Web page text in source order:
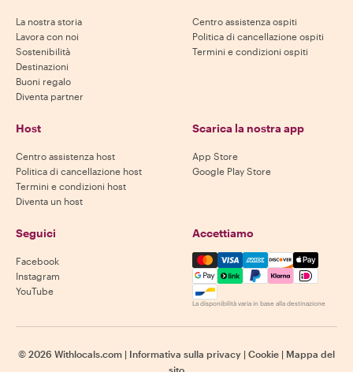
La nostra storia
Lavora con noi
Sostenibilità
Destinazioni
Buoni regalo
Diventa partner
Centro assistenza ospiti
Politica di cancellazione ospiti
Termini e condizioni ospiti
Host
Centro assistenza host
Politica di cancellazione host
Termini e condizioni host
Diventa un host
Scarica la nostra app
App Store
Google Play Store
Seguici
Facebook
Instagram
YouTube
Accettiamo
Mastercard, Visa, Amex,
La disponibilità varia in base alla destinazione
© 2026 Withlocals.com | Informativa sulla privacy | Cookie | Mappa del
sito